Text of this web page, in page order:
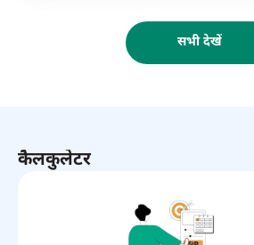
जिनकी निवेश की समयावधि 5-7 साल से कम है या
सभी देखें
कैलकुलेटर